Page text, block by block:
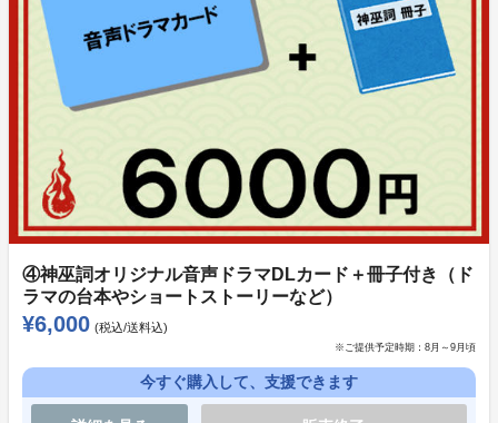
・キャストのサイン入り台本
出演予定キャスト：福山沙織、佐藤拓也、市川太一、速
水奨、今井文也、他
※予告なく変更になる可能性があります
◆場所：都内会場もしくは近郊を予定
◆内容：朗読劇、トーク、歌唱など（90分前後を予
定）
※ドラマ30分～40分 新曲3曲予定、キャストコメント
※内容やトラックリストは変更になる可能性がありま
・冊子（ドラマ台本、竹屋氏書下ろしのショートストー
リーなど）
④神巫詞オリジナル音声ドラマDLカード＋冊子付き（ド
ラマの台本やショートストーリーなど）
¥6,000 (税込/送料込)
※ご提供予定時期： 8月～9月頃
今すぐ購入して、支援できます